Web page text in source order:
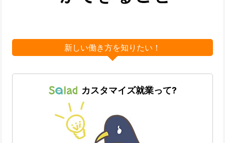
新しい働き方を知りたい！
カスタマイズ就業って?